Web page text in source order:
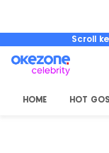
Scroll
HOME HOT